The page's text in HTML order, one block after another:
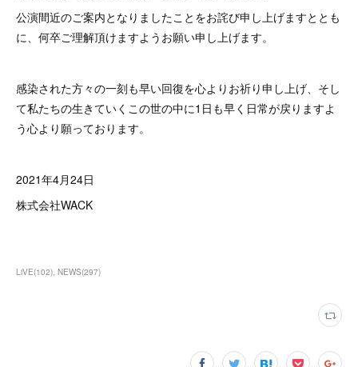
公演間近のご案内となりましたことをお詫び申し上げますととも
に、何卒ご理解頂けますようお願い申し上げます。
感染された方々の一刻も早い回復を心よりお祈り申し上げ、そし
て私たちの生きていくこの世の中に1日も早く日常が戻りますよ
う心より願っております。
2021年4月24日
株式会社WACK
LiVE(102) NEWS(297)